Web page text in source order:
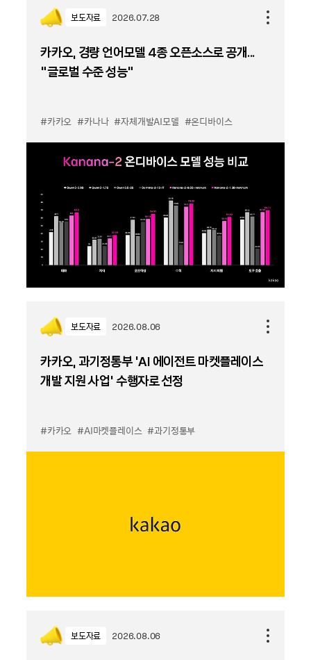
보도자료 2026.07.28
카카오, 경량 언어모델 4종 오픈소스로 공개...
“글로벌 수준 성능”
#카카오 #카나나 #자체개발AI모델 #온디바이스
보도자료 2026.08.06
카카오, 과기정통부 ‘AI 에이전트 마켓플레이스
개발 지원 사업’ 수행자로 선정
#카카오 #AI마켓플레이스 #과기정통부
보도자료 2026.08.06